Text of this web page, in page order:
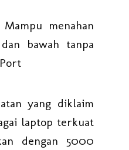
menahan
bawah tanpa
yang diklaim
laptop terkuat
dengan 5000